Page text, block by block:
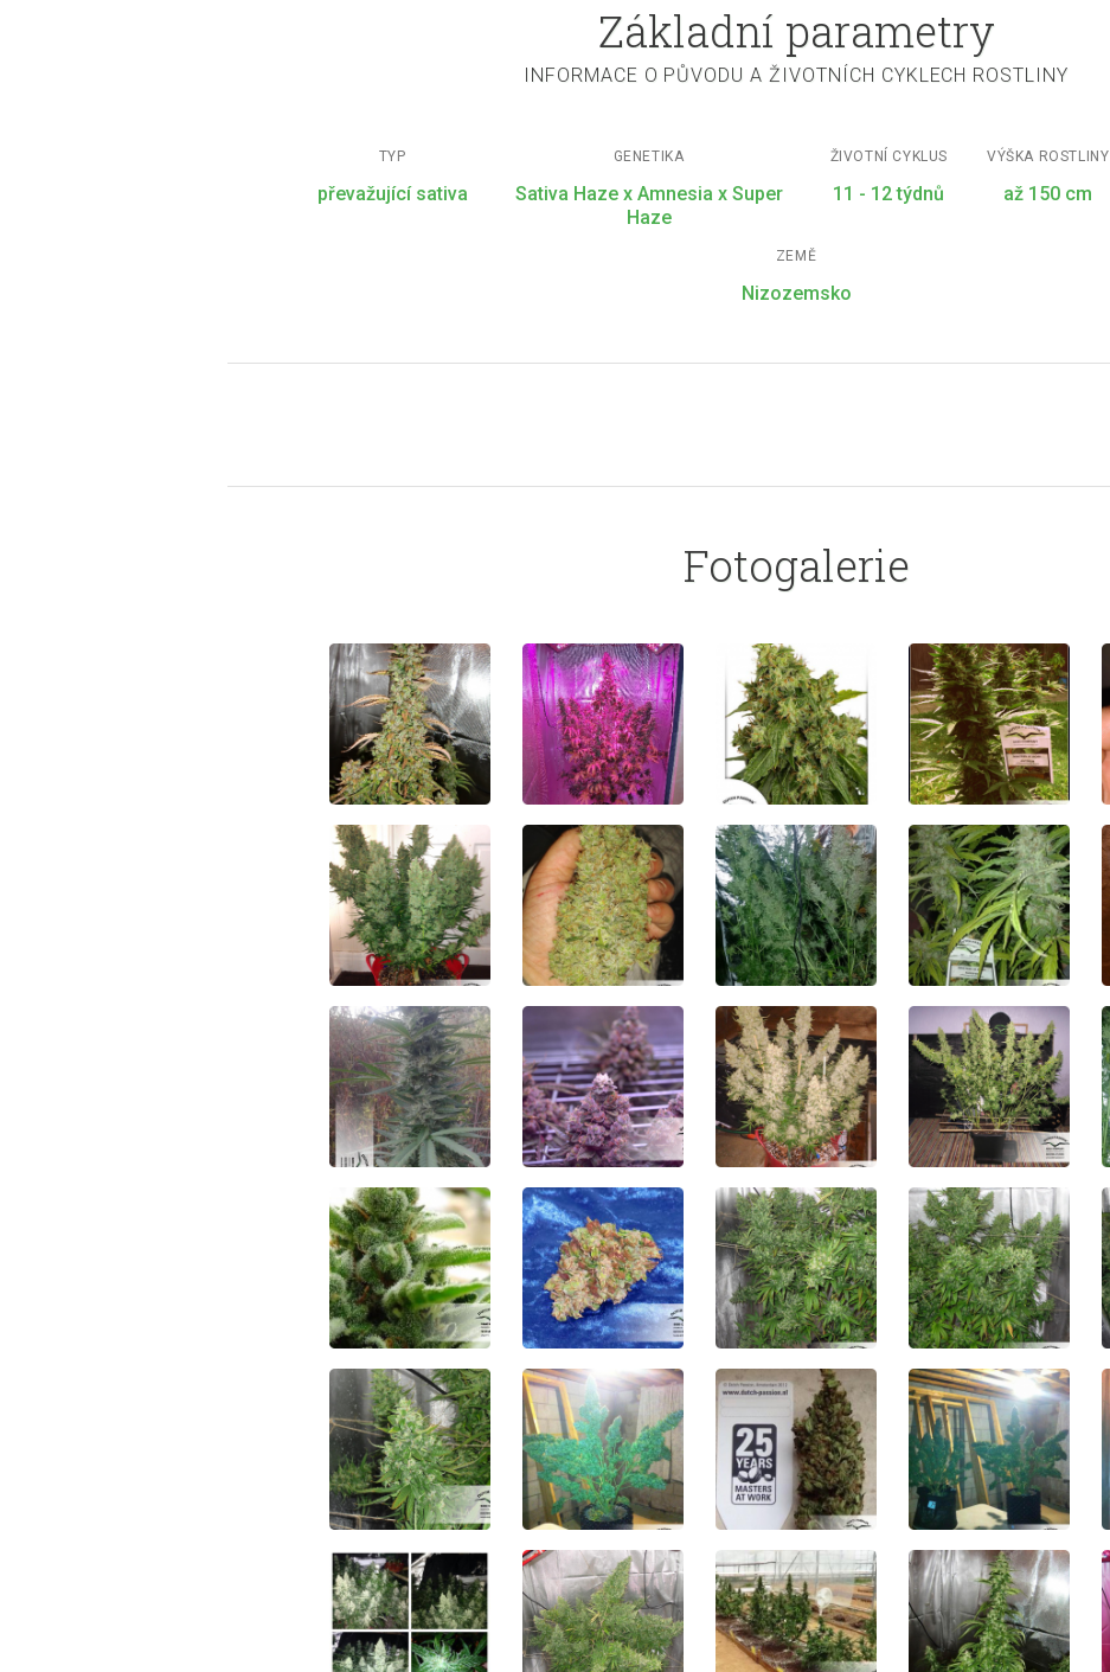
Základní parametry
INFORMACE O PŮVODU A ŽIVOTNÍCH CYKLECH ROSTLINY
TYP
převažující sativa
GENETIKA
Sativa Haze x Amnesia x Super
Haze
ŽIVOTNÍ CYKLUS
11 - 12 týdnů
VÝŠKA ROSTLINY
až 150 cm
ZEMĚ
Nizozemsko
Fotogalerie